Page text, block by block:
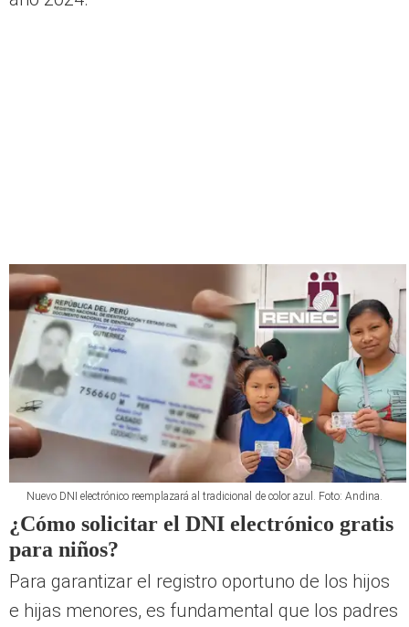
Nuevo DNI electrónico reemplazará al tradicional de color azul. Foto: Andina.
¿Cómo solicitar el DNI electrónico gratis
para niños?
Para garantizar el registro oportuno de los hijos
e hijas menores, es fundamental que los padres